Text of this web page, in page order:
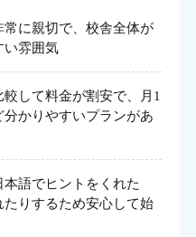
に親切で、校舎全体が
い雰囲気
して料金が割安で、月1
かりやすいプランがあ
語でヒントをくれた
たりするため安心して始